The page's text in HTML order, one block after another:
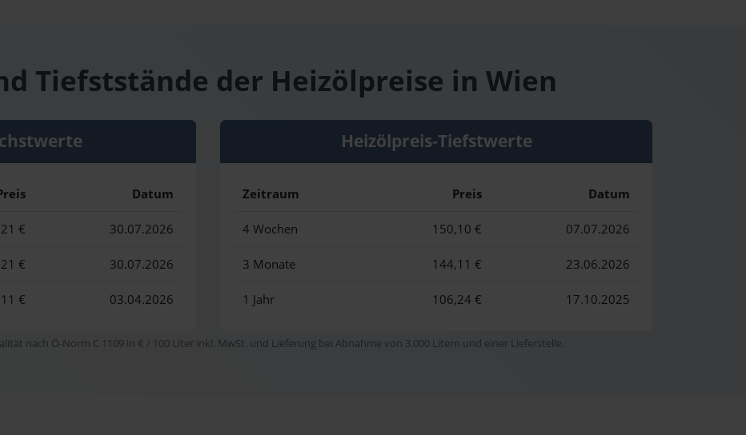
Tiefststände der Heizölpreise in Wien
Datum
€ 30.07.2026
€ 30.07.2026
€ 03.04.2026
Heizölpreis-Tiefstwerte
Zeitraum Preis Datum
4 Wochen 150,10 € 07.07.2026
3 Monate 144,11 € 23.06.2026
1 Jahr 106,24 € 17.10.2025
nach Ö-Norm C 1109 in € / 100 Liter inkl. MwSt. und Lieferung bei Abnahme von 3.000 Litern und einer Lieferstelle.